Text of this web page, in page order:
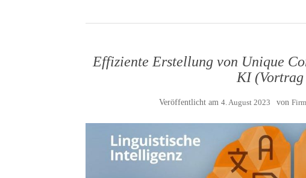
Effiziente Erstellung von Unique
KI
Veröffentlicht am 4. August 2023 von